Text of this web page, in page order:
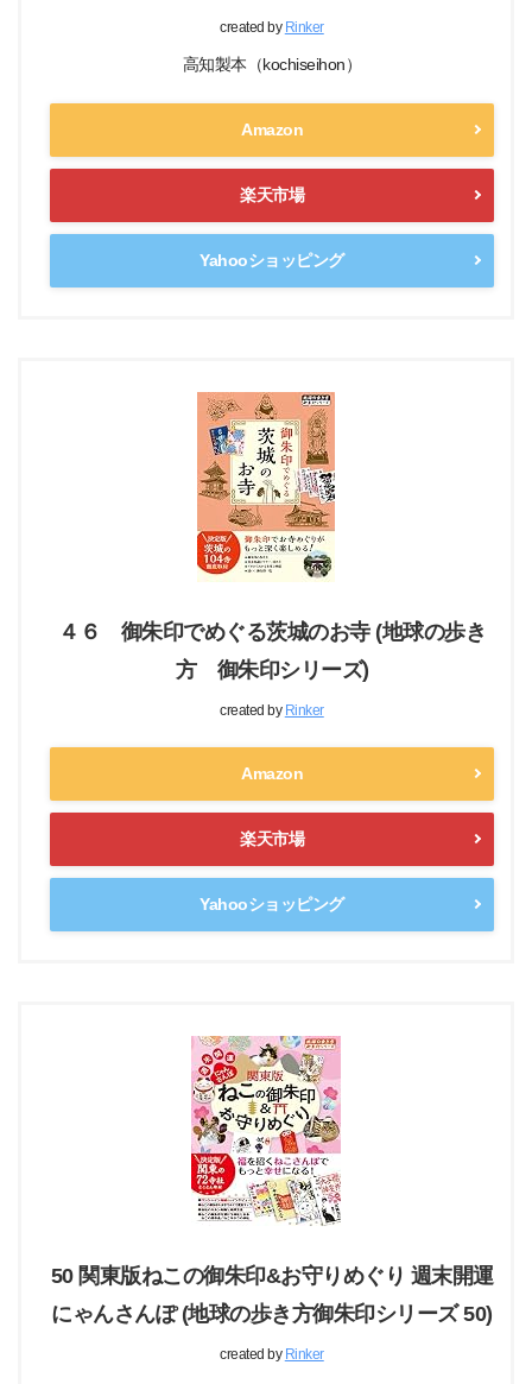
created by Rinker
高知製本（kochiseihon）
Amazon
楽天市場
Yahooショッピング
４６ 御朱印でめぐる茨城のお寺 (地球の歩き
方 御朱印シリーズ)
created by Rinker
Amazon
楽天市場
Yahooショッピング
50 関東版ねこの御朱印&お守りめぐり 週末開運
にゃんさんぽ (地球の歩き方御朱印シリーズ 50)
created by Rinker